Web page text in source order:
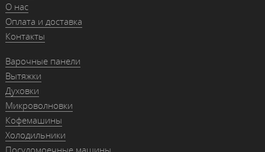
О нас
Оплата и доставка
Контакты
Варочные панели
Вытяжки
Духовки
Микроволновки
Кофемашины
Холодильники